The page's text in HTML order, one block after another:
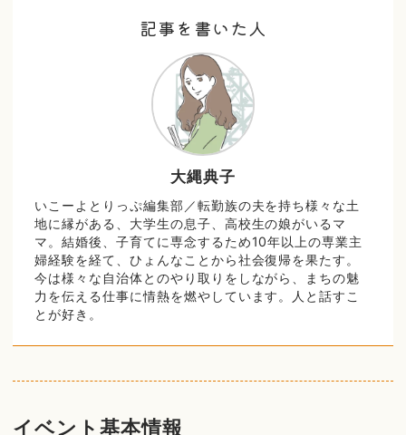
記事を書いた人
大縄典子
いこーよとりっぷ編集部／転勤族の夫を持ち様々な土
地に縁がある、大学生の息子、高校生の娘がいるマ
マ。結婚後、子育てに専念するため10年以上の専業主
婦経験を経て、ひょんなことから社会復帰を果たす。
今は様々な自治体とのやり取りをしながら、まちの魅
力を伝える仕事に情熱を燃やしています。人と話すこ
とが好き。
イベント基本情報